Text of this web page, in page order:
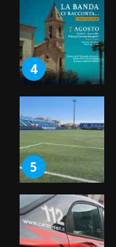
4
5